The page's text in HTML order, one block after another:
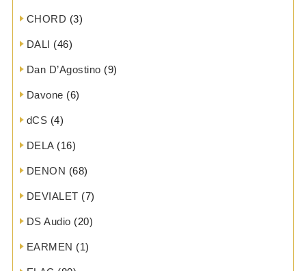
CHORD (3)
DALI (46)
Dan D’Agostino (9)
Davone (6)
dCS (4)
DELA(16)
DENON (68)
DEVIALET (7)
DS Audio (20)
EARMEN (1)